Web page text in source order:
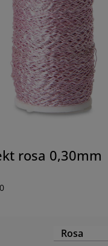
rosa 0,30mm
Rosa